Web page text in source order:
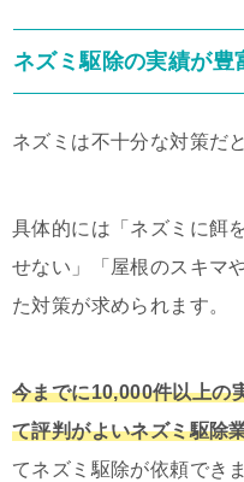
ネズミ駆除の実績が豊
ネズミは不十分な対策だ
具体的には「ネズミに餌
せない」「屋根のスキマ
た対策が求められます。
今までに10,000件以上の
て評判がよいネズミ駆除
てネズミ駆除が依頼できま